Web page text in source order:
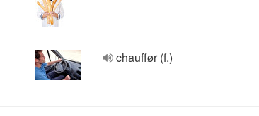
chauffør (f.)